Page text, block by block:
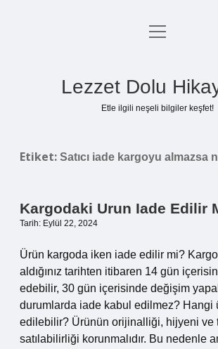
Anasayfa
menüyü
Lezzet Dolu
Etle ilgili neşeli bilgiler keşfet!
Etiket: Satıcı iade kargoyu almazsa
Kargodaki Urun Iade Edilir
Tarih: Eylül 22, 2024
Ürün kargoda iken iade edilir mi?
aldığınız tarihten itibaren 14 gün
edebilir, 30 gün içerisinde değişim
durumlarda iade kabul edilmez? Hangi
edilebilir? Ürünün orijinalliği, hijyeni ve
satılabilirliği korunmalıdır. Bu nedenle